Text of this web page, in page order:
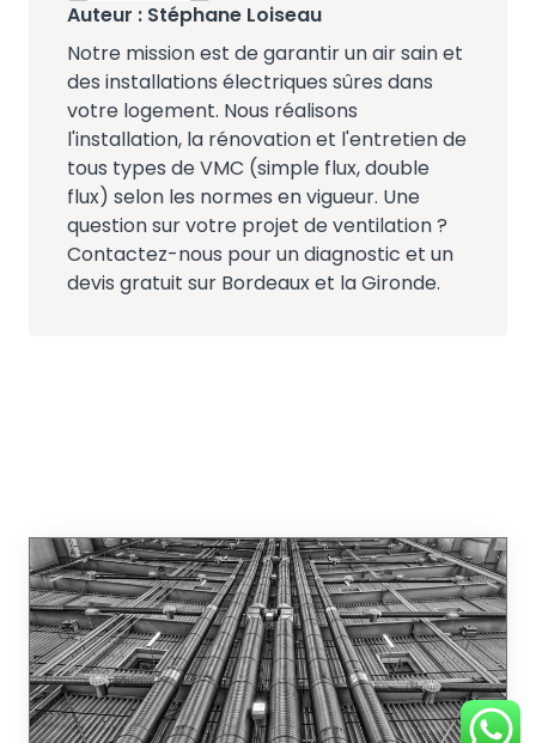
Auteur : Stéphane Loiseau
Notre mission est de garantir un air sain et
des installations électriques sûres dans
votre logement. Nous réalisons
l'installation, la rénovation et l'entretien de
tous types de VMC (simple flux, double
flux) selon les normes en vigueur. Une
question sur votre projet de ventilation ?
Contactez-nous pour un diagnostic et un
devis gratuit sur Bordeaux et la Gironde.